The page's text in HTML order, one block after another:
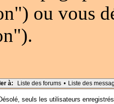
ou vous
à: Liste des forums • Liste des
seuls les utilisateurs